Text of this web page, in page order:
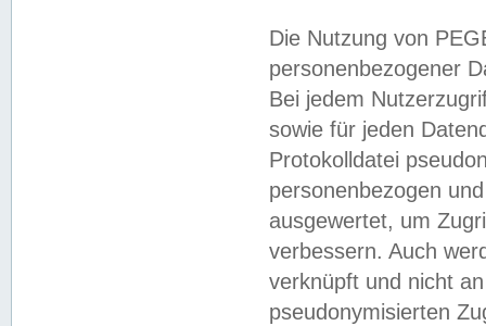
Die Nutzung von
personenbezogener
Bei jedem
sowie für jeden
Protokolldatei
personenbezogen
ausgewertet, um
verbessern. Auch
verknüpft und nicht
pseudonymisierten